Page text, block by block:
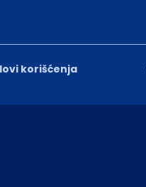
korišćenja